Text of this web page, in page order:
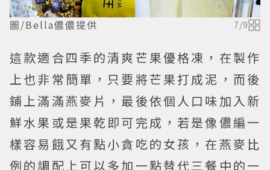
圖/Bella儂儂提供 7/9
這款適合四季的清爽芒果優格凍，在製作
上也非常簡單，只要將芒果打成泥，而後
鋪上滿滿燕麥片，最後依個人口味加入新
鮮水果或是果乾即可完成，若是像儂編一
樣容易餓又有點小貪吃的女孩，在燕麥比
例的調配上可以多加一點替代三餐中的一